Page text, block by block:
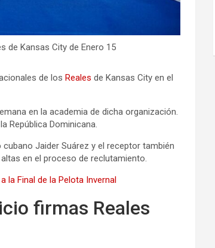
de Kansas City de Enero 15
de los Reales de Kansas City en el
en la academia de dicha organización.
República Dominicana.
Jaider Suárez y el receptor también
en el proceso de reclutamiento.
la Final de la Pelota Invernal
firmas Reales